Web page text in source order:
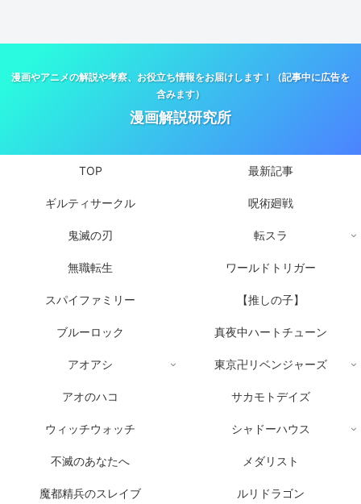
漫画やアニメの解説や考察、お役立ち情報をお届けします！（記事中に広告を
含みます）
漫画解説研究所
TOP 最新記事
ギルティサークル 呪術廻戦
鬼滅の刃 転スラ
無職転生 ワールドトリガー
スパイファミリー 【推しの子】
ブルーロック 真夜中ハートチューン
アオアシ 東京卍リベンジャーズ
アオのハコ サカモトデイズ
ウィッチウォッチ シャドーハウス
不滅のあなたへ メダリスト
魔都精兵のスレイブ ルリドラゴン